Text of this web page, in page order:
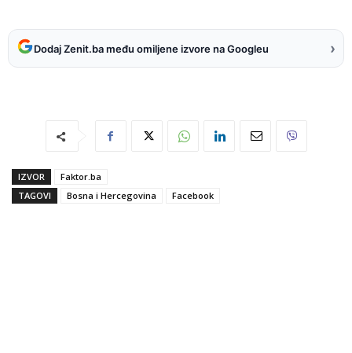
Dodaj Zenit.ba među omiljene izvore na Googleu ›
IZVOR
Faktor.ba
TAGOVI
Bosna i Hercegovina Facebook